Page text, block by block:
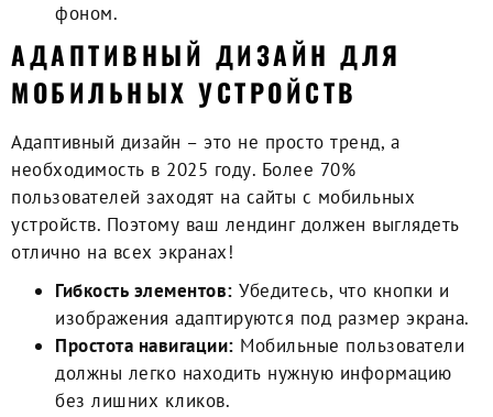
фоном.
АДАПТИВНЫЙ ДИЗАЙН ДЛЯ
МОБИЛЬНЫХ УСТРОЙСТВ
Адаптивный дизайн – это не просто тренд, а
необходимость в 2025 году. Более 70%
пользователей заходят на сайты с мобильных
устройств. Поэтому ваш лендинг должен выглядеть
отлично на всех экранах!
Гибкость элементов: Убедитесь, что кнопки и
изображения адаптируются под размер экрана.
Простота навигации: Мобильные пользователи
должны легко находить нужную информацию
без лишних кликов.